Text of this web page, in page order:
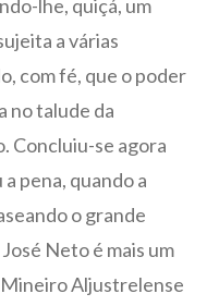
lhe, quiçá, um
a várias
com fé, que o poder
no talude da
Concluiu-se agora
pena, quando a
o grande
Neto é mais um
Aljustrelense